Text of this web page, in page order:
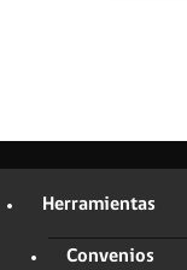
Herramientas
Convenios